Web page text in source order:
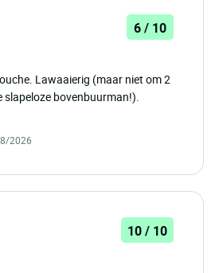
6 / 10
Lawaaierig (maar niet om 2
slapeloze bovenbuurman!).
2026
10 / 10